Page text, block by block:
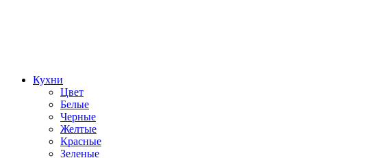
Кухни
Цвет
Белые
Черные
Желтые
Красные
Зеленые